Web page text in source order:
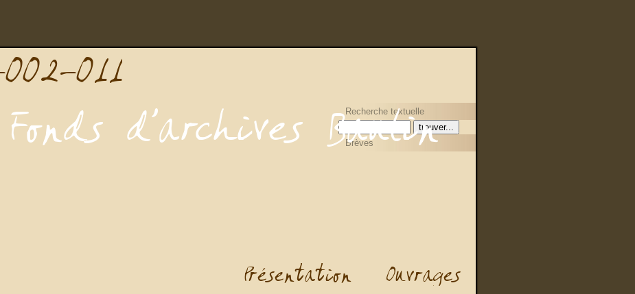
Recherche textuelle
Brèves